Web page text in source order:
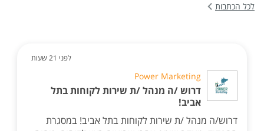
לכל הכתבות
לפני 21 שעות
Power Marketing
דרוש /ה מנהל /ת שירות לקוחות בתל
אביב!
דרוש/ה מנהל /ת שירות לקוחות בתל אביב! במסגרת